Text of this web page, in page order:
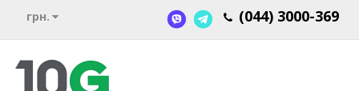
грн. (044) 3000-369